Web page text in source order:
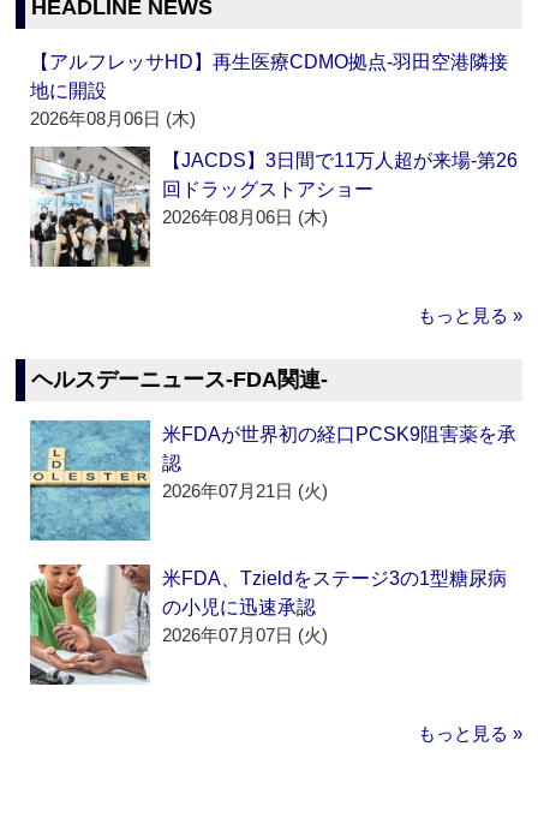
HEADLINE NEWS
【アルフレッサHD】再生医療CDMO拠点‐羽田空港隣接
地に開設
2026年08月06日 (木)
【JACDS】3日間で11万人超が来場‐第26
回ドラッグストアショー
2026年08月06日 (木)
もっと見る »
ヘルスデーニュース‐FDA関連‐
米FDAが世界初の経口PCSK9阻害薬を承
認
2026年07月21日 (火)
米FDA、Tzieldをステージ3の1型糖尿病
の小児に迅速承認
2026年07月07日 (火)
もっと見る »